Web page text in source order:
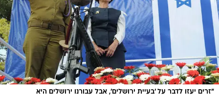
"זרים יעזו לדבר על 'בעיית ירושלים', אבל עבורנו ירושלים היא